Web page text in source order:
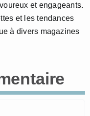
et engageants.
et les tendances
à divers magazines